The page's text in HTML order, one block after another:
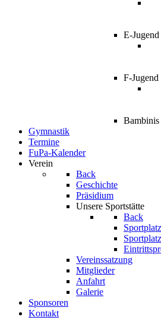
E-
F-
Gymnastik
Termine
FuPa-Kalender
Verein
Back
Geschichte
Präsidium
Unsere Sportstätte
Back
Sportplatz
Vereinssatzung
Mitglieder
Anfahrt
Galerie
Sponsoren
Kontakt